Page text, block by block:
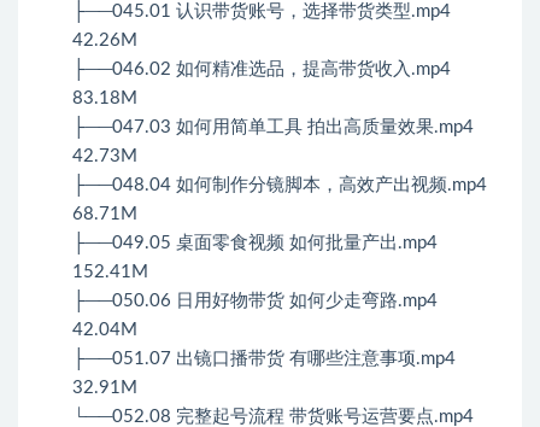
├──045.01 认识带货账号，选择带货类型.mp4
42.26M
├──046.02 如何精准选品，提高带货收入.mp4
83.18M
├──047.03 如何用简单工具 拍出高质量效果.mp4
42.73M
├──048.04 如何制作分镜脚本，高效产出视频.mp4
68.71M
├──049.05 桌面零食视频 如何批量产出.mp4
152.41M
├──050.06 日用好物带货 如何少走弯路.mp4
42.04M
├──051.07 出镜口播带货 有哪些注意事项.mp4
32.91M
└──052.08 完整起号流程 带货账号运营要点.mp4